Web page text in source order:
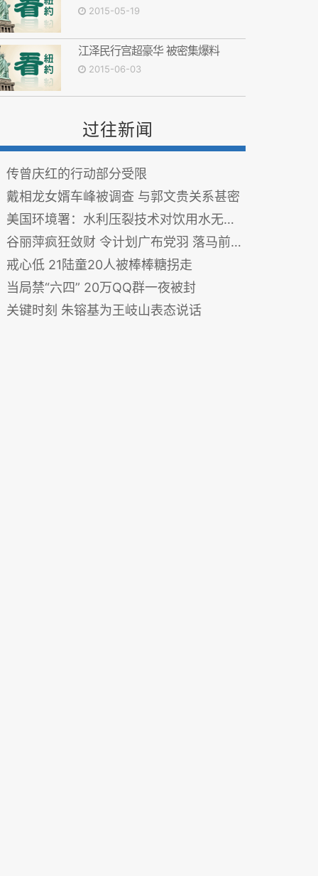
2015-05-19
江泽民行宫超豪华 被密集爆料
2015-06-03
过往新闻
传曾庆红的行动部分受限
戴相龙女婿车峰被调查 与郭文贵关系甚密
美国环境署：水利压裂技术对饮用水无系统性威胁
谷丽萍疯狂敛财 令计划广布党羽 落马前已被清洗
戒心低 21陆童20人被棒棒糖拐走
当局禁“六四” 20万QQ群一夜被封
关键时刻 朱镕基为王岐山表态说话